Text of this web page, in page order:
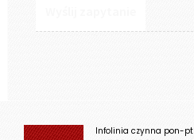
Infolinia czynna pon-pt